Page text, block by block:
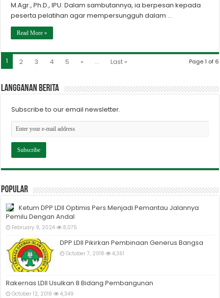
M.Agr., Ph.D., IPU. Dalam sambutannya, ia berpesan kepada
peserta pelatihan agar mempersungguh dalam …
Read More »
Page 1 of 6
1 2 3 4 5 » ... Last »
Langganan berita
Subscribe to our email newsletter.
Popular
Ketum DPP LDII Optimis Pers Menjadi Pemantau Jalannya
Pemilu Dengan Andal
February 9, 2024 8,075
DPP LDII Pikirkan Pembinaan Generus Bangsa
October 7, 2018 4,361
Rakernas LDII Usulkan 8 Bidang Pembangunan
October 12, 2018 4,349